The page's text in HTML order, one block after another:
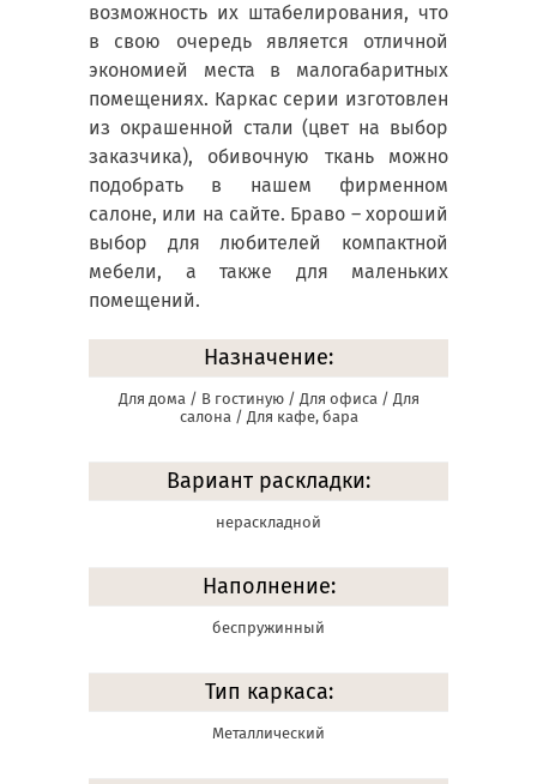
возможность их штабелирования, что
в свою очередь является отличной
экономией места в малогабаритных
помещениях. Каркас серии изготовлен
из окрашенной стали (цвет на выбор
заказчика), обивочную ткань можно
подобрать в нашем фирменном
салоне, или на сайте. Браво – хороший
выбор для любителей компактной
мебели, а также для маленьких
помещений.
Назначение:
Для дома / В гостиную / Для офиса / Для
салона / Для кафе, бара
Вариант раскладки:
нераскладной
Наполнение:
беспружинный
Тип каркаса:
Металлический